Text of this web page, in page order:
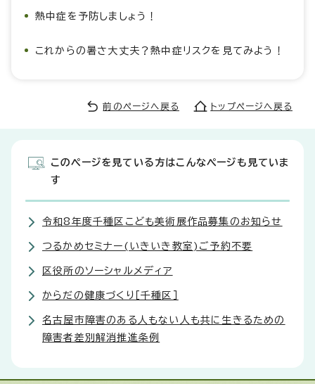
熱中症を予防しましょう！
これからの暑さ大丈夫？熱中症リスクを見てみよう！
前のページへ戻る トップページへ戻る
このページを見ている方はこんなページも見ていま
す
令和8年度千種区こども美術展作品募集のお知らせ
つるかめセミナー(いきいき教室)ご予約不要
区役所のソーシャルメディア
からだの健康づくり［千種区］
名古屋市障害のある人もない人も共に生きるための
障害者差別解消推進条例